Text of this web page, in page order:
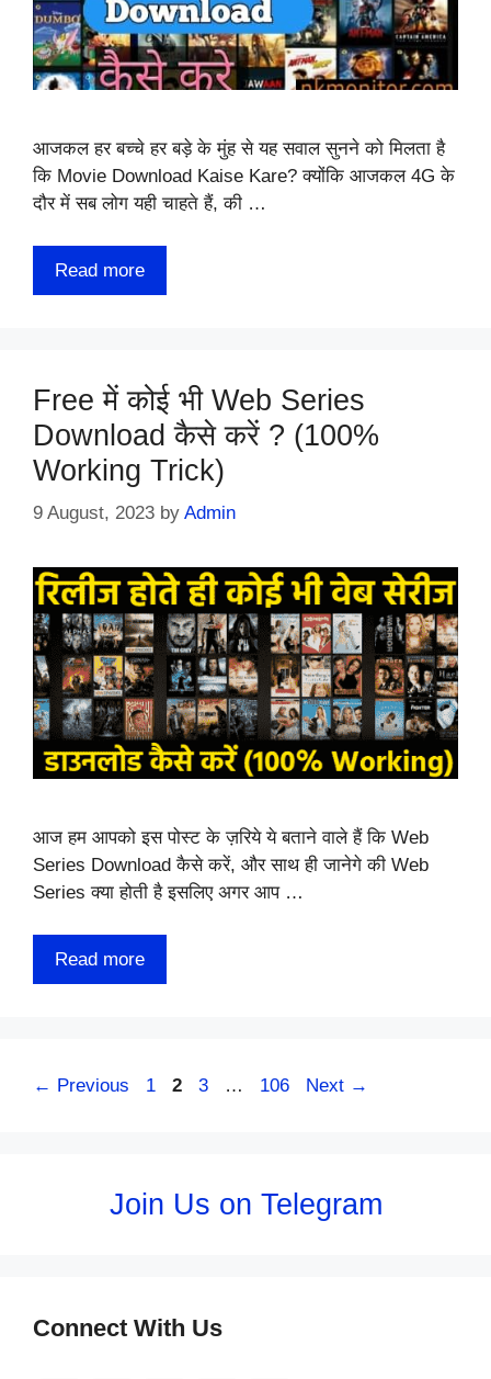
आजकल हर बच्चे हर बड़े के मुंह से यह सवाल सुनने को मिलता है
कि Movie Download Kaise Kare? क्योंकि आजकल 4G के
दौर में सब लोग यही चाहते हैं, की …
Read more
Free में कोई भी Web Series
Download कैसे करें ? (100%
Working Trick)
9 August, 2023 by Admin
आज हम आपको इस पोस्ट के ज़रिये ये बताने वाले हैं कि Web
Series Download कैसे करें, और साथ ही जानेगे की Web
Series क्या होती है इसलिए अगर आप …
Read more
← Previous Page
1 Page
2 Page
3 … Page
106 Next →
Join Us on Telegram
Connect With Us